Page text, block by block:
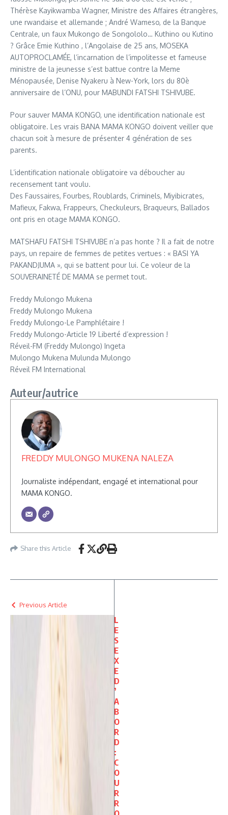
Thérèse Kayikwamba Wagner, Ministre des Affaires étrangères,
une rwandaise et allemande ; André Wameso, de la Banque
Centrale, un faux Mukongo de Songololo… Kuthino ou Kutino
? Grâce Emie Kuthino , l’Angolaise de 25 ans, MOSEKA
AUTOPROCLAMÉE, l’incarnation de l’impolitesse et fameuse
ministre de la jeunesse s’est battue contre la Meme
Ménopausée, Denise Nyakeru à New-York, lors du 80è
anniversaire de l’ONU, pour MABUNDI FATSHI TSHIVUBE.
Pour sauver MAMA KONGO, une identification nationale est
obligatoire. Les vrais BANA MAMA KONGO doivent veiller que
chacun soit à mesure de présenter 4 génération de ses
parents.
L’identification nationale obligatoire va déboucher au
recensement tant voulu.
Des Faussaires, Fourbes, Roublards, Criminels, Miyibicrates,
Mafieux, Fakwa, Frappeurs, Checkuleurs, Braqueurs, Ballados
ont pris en otage MAMA KONGO.
MATSHAFU FATSHI TSHIVUBE n’a pas honte ? Il a fait de notre
pays, un repaire de femmes de petites vertues : « BASI YA
PAKANDJUMA », qui se battent pour lui. Ce voleur de la
SOUVERAINETÉ DE MAMA se permet tout.
Freddy Mulongo Mukena
Freddy Mulongo Mukena
Freddy Mulongo-Le Pamphlétaire !
Freddy Mulongo-Article 19 Liberté d’expression !
Réveil-FM (Freddy Mulongo) Ingeta
Mulongo Mukena Mulunda Mulongo
Réveil FM International
Auteur/autrice
FREDDY MULONGO MUKENA NALEZA
Journaliste indépendant, engagé et international pour
MAMA KONGO.
Share this Article
Previous Article
L
E
S
E
X
E
D
’
A
B
O
R
D
:
C
O
U
R
R